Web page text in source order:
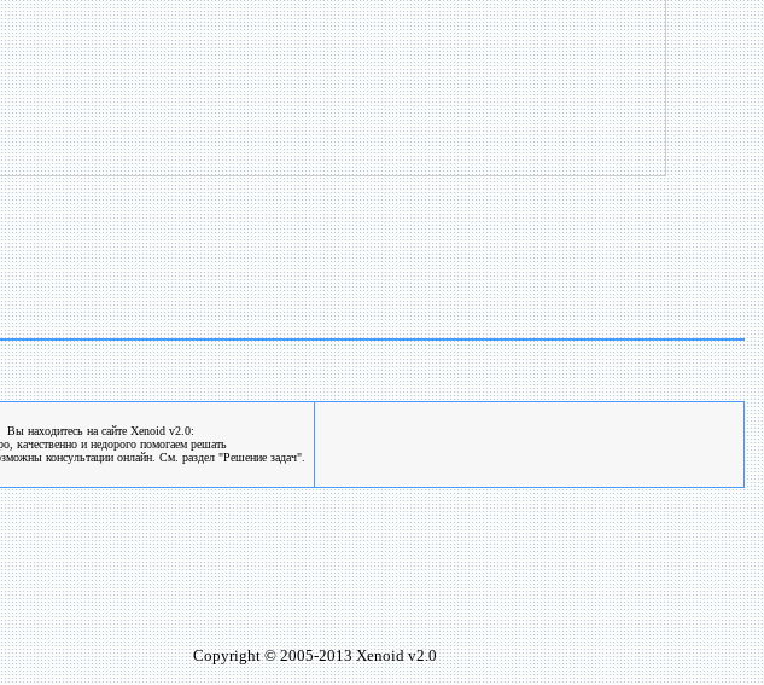
Вы находитесь на сайте Xenoid v2.0:
качественно и недорого помогаем решать
консультации онлайн. См. раздел "Решение задач".
Copyright © 2005-2013 Xenoid v2.0